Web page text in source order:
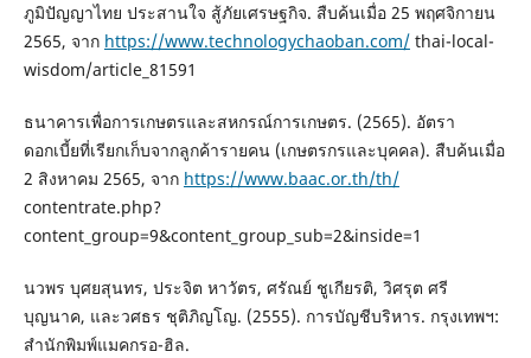
ภูมิปัญญาไทย ประสานใจ สู้ภัยเศรษฐกิจ. สืบค้นเมื่อ 25 พฤศจิกายน
2565, จาก https://www.technologychaoban.com/thai-local-
wisdom/article_81591
ธนาคารเพื่อการเกษตรและสหกรณ์การเกษตร. (2565). อัตรา
ดอกเบี้ยที่เรียกเก็บจากลูกค้ารายคน (เกษตรกรและบุคคล). สืบค้นเมื่อ
2 สิงหาคม 2565, จาก https://www.baac.or.th/th/
contentrate.php?
content_group=9&content_group_sub=2&inside=1
นวพร บุศยสุนทร, ประจิต หาวัตร, ศรัณย์ ชูเกียรติ, วิศรุต ศรี
บุญนาค, และวศธร ชุติภิญโญ. (2555). การบัญชีบริหาร. กรุงเทพฯ:
สำนักพิมพ์แมคกรอ-ฮิล.